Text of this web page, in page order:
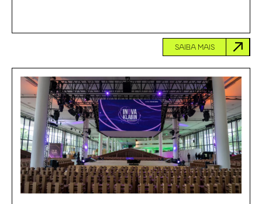
SAIBA MAIS